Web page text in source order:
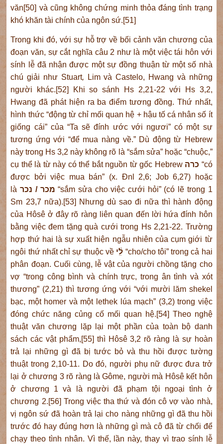
văn[50] và cũng không chứng minh thỏa đáng tình trạng
khó khăn tài chính của ngôn sứ.[51]
Trong khi đó, với sự hỗ trợ về bối cảnh văn chương của
đoạn văn, sự cắt nghĩa câu 2 như là một việc tái hôn với
sính lễ đã nhận được một sự đồng thuận từ một số nhà
chú giải như Stuart,
Lim và Castelo, Hwang và những
người khác.[52] Khi so sánh Hs 2,21-22 với Hs 3,2,
Hwang đã phát hiện ra ba điểm tương đồng. Thứ nhất,
hình thức “động từ chỉ mối quan hệ + hậu tố cá nhân số ít
giống cái” của “Ta sẽ đính ước với ngươi” có một sự
tương ứng với “để mua nàng về.” Dù động từ Hebrew
này trong Hs 3,2 này không rõ là “sắm sửa” hoặc “chuộc,”
cụ thể là từ này có thể bắt nguồn từ gốc Hebrew
“có
được bởi việc mua bán” (x. Đnl 2,6; Job 6,27) hoặc
là
מכר / נכר“sắm sửa cho việc cưới hỏi” (có lẽ trong 1
Sm 23,7 nữa).[53] Nhưng dù sao đi nữa thì hành động
của Hôsê ở đây rõ ràng liên quan đến lời hứa đính hôn
bằng việc đem tặng quà cưới trong Hs 2,21-22. Trường
hợp thứ hai là sự xuất hiện ngẫu nhiên của cụm giới từ
ngôi thứ nhất chỉ sự thuộc về לִִ֔י “cho/cho tôi” trong cả hai
phân đoạn. Cuối cùng, lễ vật của người chồng tặng cho
vợ “trong công bình và chính trực, trong ân tình và xót
thương” (2,21) thì tương ứng với “với mười lăm shekel
bạc, một homer và một lethek lúa mạch” (3,2) trong việc
đóng chức năng củng cố mối quan hệ.[54] Theo nghệ
thuật văn chương lặp lại một phần của toàn bộ danh
sách các vật phẩm,[55] thì Hôsê 3,2 rõ ràng là sự hoàn
trả lại những gì đã bị tước bỏ và thu hồi được tường
thuật trong 2,10-11. Do đó, người phụ nữ được đưa trở
lại ở chương 3 rõ ràng là Gôme, người mà Hôsê kết hôn
ở chương 1 và là người đã phạm tội ngoại tình ở
chương 2.[56] Trong việc tha thứ và đón cô vợ vào nhà,
vị ngôn sứ đã hoàn trả lại cho nàng những gì đã thu hồi
trước đó hay đúng hơn là những gì mà cô đã từ chối để
chạy theo tình nhân. Vì thế, lần này, thay vì trao sính lễ